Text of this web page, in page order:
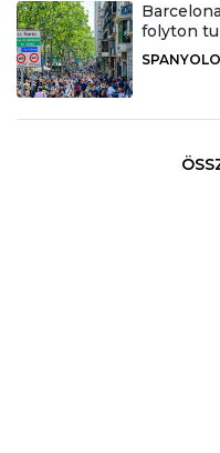
folyton